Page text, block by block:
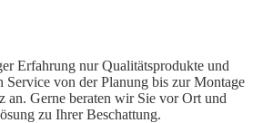
Erfahrung nur Qualitätsprodukte und
Service von der Planung bis zur Montage
an. Gerne beraten wir Sie vor Ort und
zu Ihrer Beschattung.